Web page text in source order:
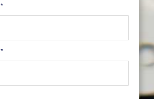
*
*Obligatoire